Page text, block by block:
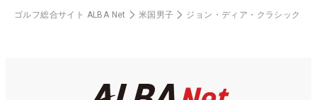
ゴルフ総合サイト ALBA Net 米国男子 ジョン・ディア・クラシック